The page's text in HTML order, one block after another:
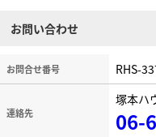
お問い合わせ
お問合せ番号 RHS-
連絡先
塚本ハ
06-